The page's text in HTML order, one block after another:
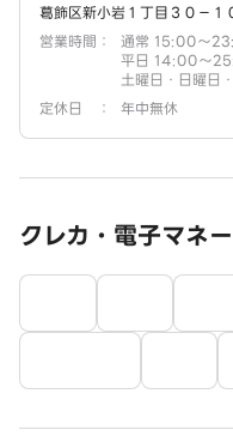
葛飾区新小岩１丁目３０－１
営業時間 ：
通常 15:00～
平日 14:00～
土曜日・日曜
定休日
： 年中無休
クレカ・電子マネ